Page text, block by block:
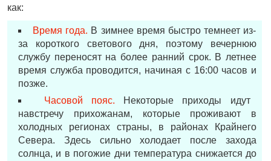
как:
Время года. В зимнее время быстро темнеет из-
за короткого светового дня, поэтому вечернюю
службу переносят на более ранний срок. В летнее
время служба проводится, начиная с 16:00 часов и
позже.
Часовой пояс. Некоторые приходы идут
навстречу прихожанам, которые проживают в
холодных регионах страны, в районах Крайнего
Севера. Здесь сильно холодает после захода
солнца, и в погожие дни температура снижается до